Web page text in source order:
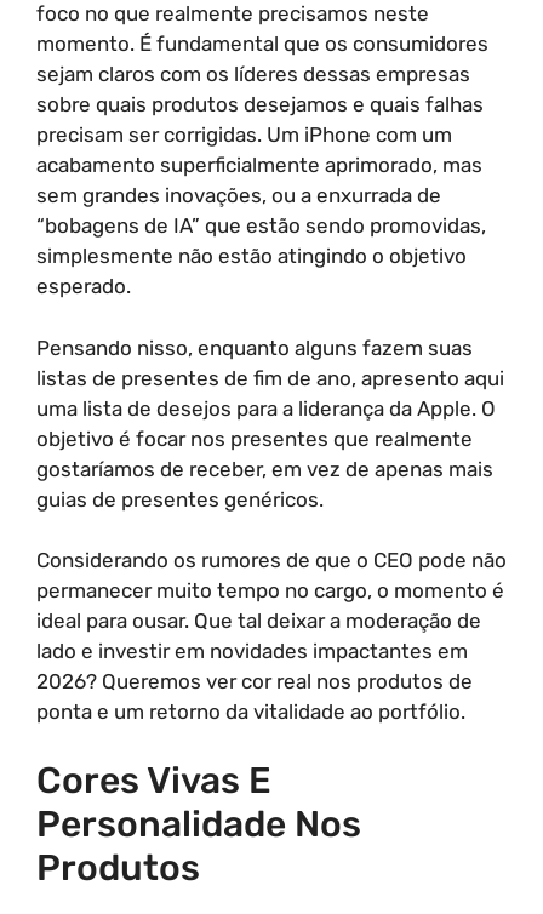
foco no que realmente precisamos neste
momento. É fundamental que os consumidores
sejam claros com os líderes dessas empresas
sobre quais produtos desejamos e quais falhas
precisam ser corrigidas. Um iPhone com um
acabamento superficialmente aprimorado, mas
sem grandes inovações, ou a enxurrada de
“bobagens de IA” que estão sendo promovidas,
simplesmente não estão atingindo o objetivo
esperado.
Pensando nisso, enquanto alguns fazem suas
listas de presentes de fim de ano, apresento aqui
uma lista de desejos para a liderança da Apple. O
objetivo é focar nos presentes que realmente
gostaríamos de receber, em vez de apenas mais
guias de presentes genéricos.
Considerando os rumores de que o CEO pode não
permanecer muito tempo no cargo, o momento é
ideal para ousar. Que tal deixar a moderação de
lado e investir em novidades impactantes em
2026? Queremos ver cor real nos produtos de
ponta e um retorno da vitalidade ao portfólio.
Cores Vivas E
Personalidade Nos
Produtos